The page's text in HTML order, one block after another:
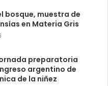
bosque, muestra de
en Materia Gris
preparatoria
argentino de
de la niñez